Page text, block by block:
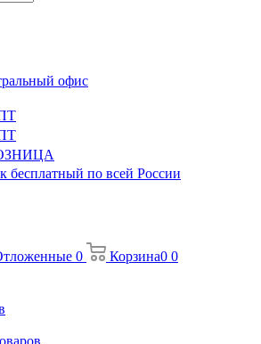
офис
бесплатный по всей России
0 Корзина0 0